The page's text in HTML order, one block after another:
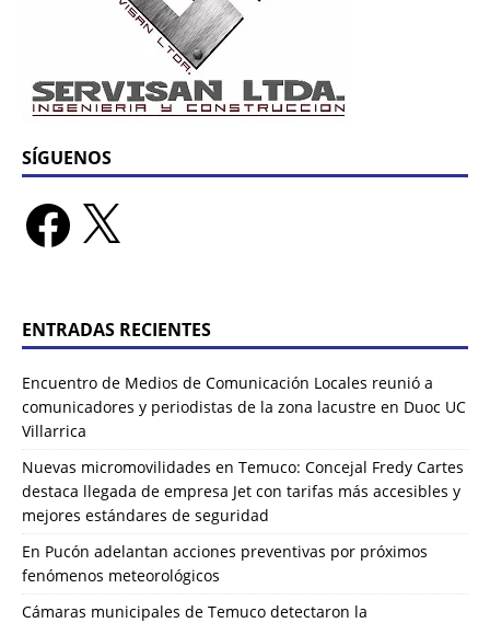
SÍGUENOS
ENTRADAS RECIENTES
Encuentro de Medios de Comunicación Locales reunió a
comunicadores y periodistas de la zona lacustre en Duoc UC
Villarrica
Nuevas micromovilidades en Temuco: Concejal Fredy Cartes
destaca llegada de empresa Jet con tarifas más accesibles y
mejores estándares de seguridad
En Pucón adelantan acciones preventivas por próximos
fenómenos meteorológicos
Cámaras municipales de Temuco detectaron la